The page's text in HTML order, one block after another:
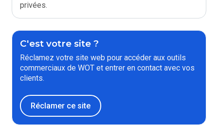
privées.
C'est votre site ?
Réclamez votre site web pour accéder aux outils
commerciaux de WOT et entrer en contact avec vos
clients.
Réclamer ce site